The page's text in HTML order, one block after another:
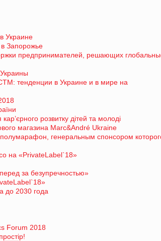
Украине
Запорожье
предпринимателей, решающих
тенденции в Украине и в мире на
розвитку дітей та молоді
магазина Marc&André Ukraine
генеральным спонсором
на «PrivateLabel`18»
за безупречностью»
до 2030 года
Forum 2018